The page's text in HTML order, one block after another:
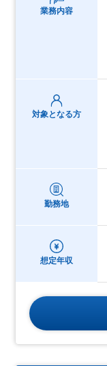
業務内容
対象となる方
勤務地
想定年収